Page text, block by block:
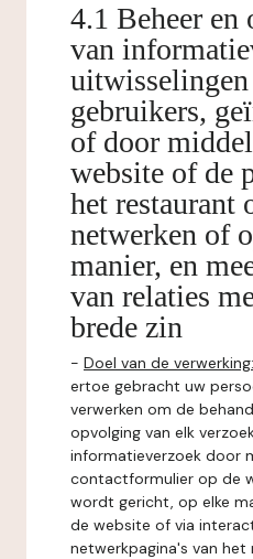
4.1 Beheer
van
gebruikers,
of door
website of de
het restaurant
netwerken of
manier, en
van relaties
brede zin
- Doel van de verwerking:
ertoe gebracht uw
verwerken om de
opvolging van elk
informatieverzoek door
contactformulier op de
wordt gericht, op elke
de website of via
netwerkpagina's van